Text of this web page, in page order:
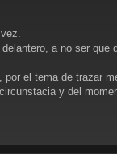
a no ser
el tema de trazar
y del